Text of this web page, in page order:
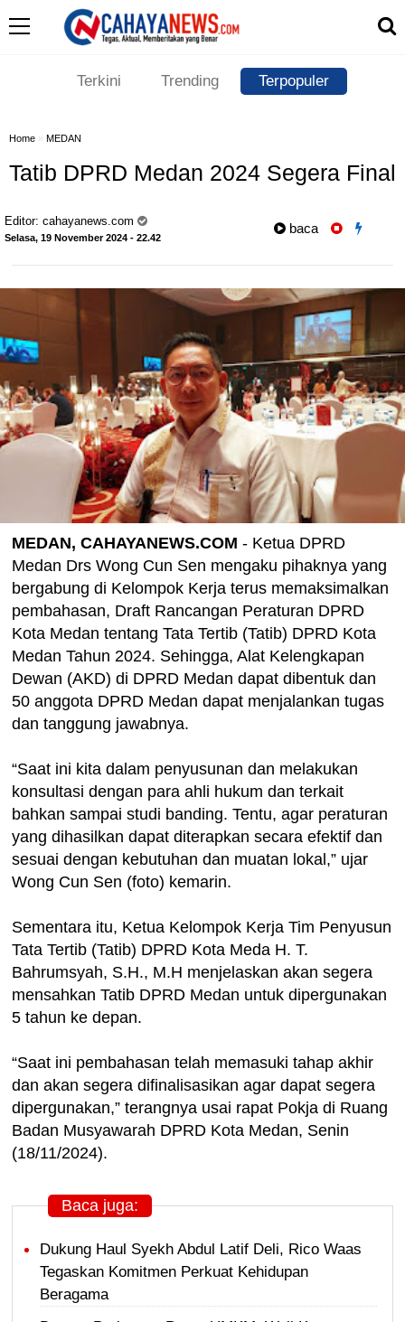
Terkini Trending Terpopuler
Home » MEDAN
Tatib DPRD Medan 2024 Segera Final
Editor: cahayanews.com
Selasa, 19 November 2024 - 22.42
baca
MEDAN, CAHAYANEWS.COM - Ketua DPRD
Medan Drs Wong Cun Sen mengaku pihaknya yang
bergabung di Kelompok Kerja terus memaksimalkan
pembahasan, Draft Rancangan Peraturan DPRD
Kota Medan tentang Tata Tertib (Tatib) DPRD Kota
Medan Tahun 2024. Sehingga, Alat Kelengkapan
Dewan (AKD) di DPRD Medan dapat dibentuk dan
50 anggota DPRD Medan dapat menjalankan tugas
dan tanggung jawabnya.
“Saat ini kita dalam penyusunan dan melakukan
konsultasi dengan para ahli hukum dan terkait
bahkan sampai studi banding. Tentu, agar peraturan
yang dihasilkan dapat diterapkan secara efektif dan
sesuai dengan kebutuhan dan muatan lokal,” ujar
Wong Cun Sen (foto) kemarin.
Sementara itu, Ketua Kelompok Kerja Tim Penyusun
Tata Tertib (Tatib) DPRD Kota Meda H. T.
Bahrumsyah, S.H., M.H menjelaskan akan segera
mensahkan Tatib DPRD Medan untuk dipergunakan
5 tahun ke depan.
“Saat ini pembahasan telah memasuki tahap akhir
dan akan segera difinalisasikan agar dapat segera
dipergunakan,” terangnya usai rapat Pokja di Ruang
Badan Musyawarah DPRD Kota Medan, Senin
(18/11/2024).
Baca juga:
Dukung Haul Syekh Abdul Latif Deli, Rico Waas
Tegaskan Komitmen Perkuat Kehidupan
Beragama